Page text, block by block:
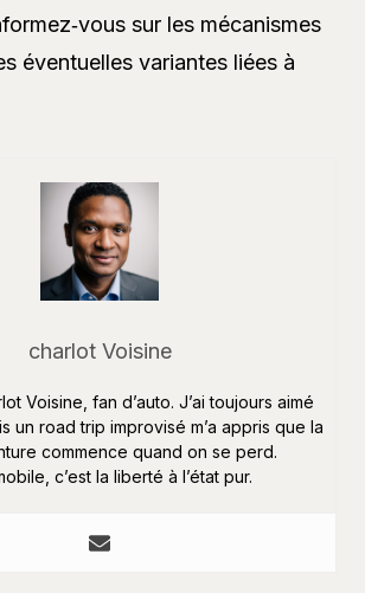
sur les mécanismes
éventuelles variantes liées à
charlot Voisine
Voisine, fan d’auto. J’ai toujours aimé
un road trip improvisé m’a appris que la
commence quand on se perd.
c’est la liberté à l’état pur.